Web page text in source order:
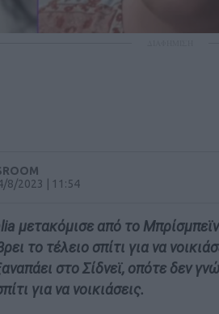
8/2023 | 11:54
μετακόμισε από το
το τέλειο σπίτι για να
στο Σίδνεϊ, οπότε δεν
για να νοικιάσεις.